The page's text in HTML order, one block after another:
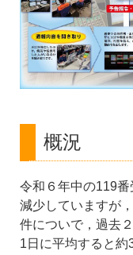
概況
令和６年中の119
減少していますが
件についで，過去
1日に平均すると